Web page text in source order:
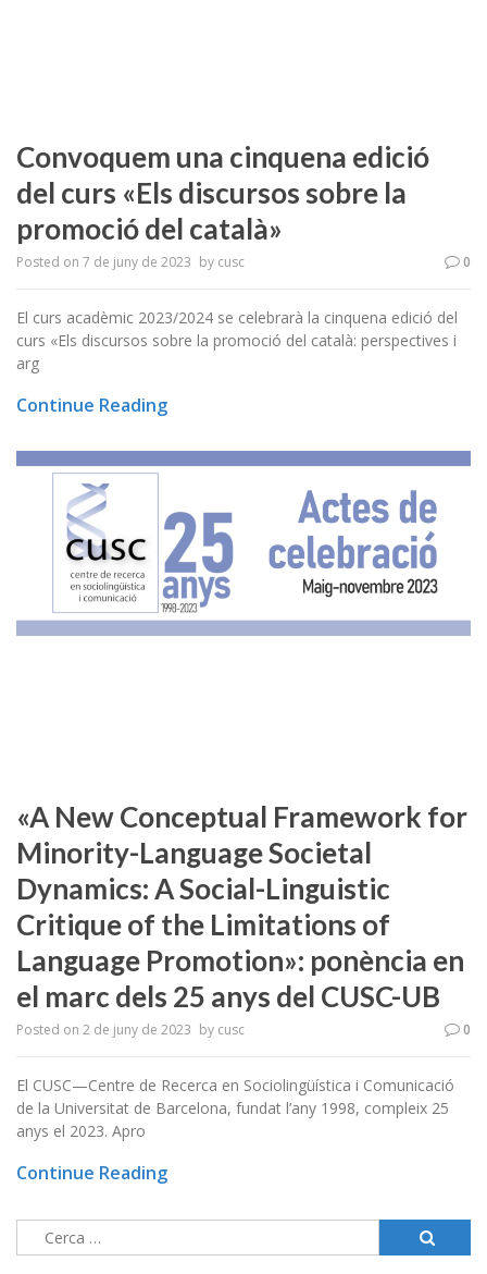
Convoquem una cinquena edició
del curs «Els discursos sobre la
promoció del català»
Posted on 7 de juny de 2023 by cusc 0
El curs acadèmic 2023/2024 se celebrarà la cinquena edició del
curs «Els discursos sobre la promoció del català: perspectives i
arg
Continue Reading
«A New Conceptual Framework for
Minority-Language Societal
Dynamics: A Social-Linguistic
Critique of the Limitations of
Language Promotion»: ponència en
el marc dels 25 anys del CUSC-UB
Posted on 2 de juny de 2023 by cusc 0
El CUSC—Centre de Recerca en Sociolingüística i Comunicació
de la Universitat de Barcelona, fundat l’any 1998, compleix 25
anys el 2023. Apro
Continue Reading
Cerca: